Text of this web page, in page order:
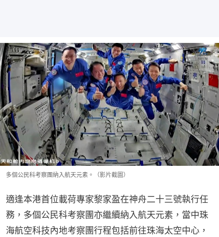
多個公民科考察團納入航天元素。（影片截圖）
適逢本港首位載荷專家黎家盈在神舟二十三號執行任
務，多個公民科考察團亦繼續納入航天元素，當中珠
海航空科技內地考察團行程包括前往珠海太空中心，